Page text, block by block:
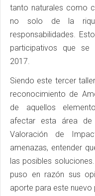
tanto naturales como
no solo de la
responsabilidades.
participativos que se
2017.
Siendo este tercer
reconocimiento de
de aquellos
afectar esta área de
Valoración de
amenazas, entender
las posibles
puso en razón sus
aporte para este nuevo